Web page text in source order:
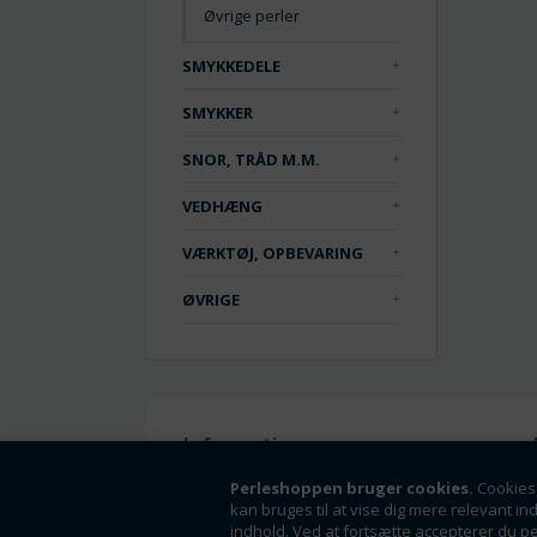
Perleshoppen bruger cookies.
kan bruges til at vise dig mere relevant
indhold. Ved at fortsætte accepterer du
Øvrige perler
SMYKKEDELE
SMYKKER
SNOR, TRÅD M.M.
VEDHÆNG
VÆRKTØJ, OPBEVARING
ØVRIGE
Information
Handelsbetingelser
Fortrydelsesret